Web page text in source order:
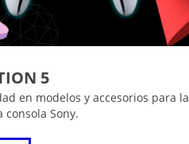
5
en modelos y accesorios para la
consola Sony.